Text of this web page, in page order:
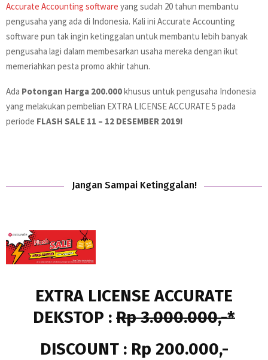
Accurate Accounting software yang sudah 20 tahun membantu
pengusaha yang ada di Indonesia. Kali ini Accurate Accounting
software pun tak ingin ketinggalan untuk membantu lebih banyak
pengusaha lagi dalam membesarkan usaha mereka dengan ikut
memeriahkan pesta promo akhir tahun.
Ada Potongan Harga 200.000khusus untuk pengusaha Indonesia
yang melakukan pembelian EXTRA LICENSE ACCURATE 5 pada
periode FLASH SALE 11 – 12 DESEMBER 2019!
Jangan Sampai Ketinggalan!
EXTRA LICENSE ACCURATE
DEKSTOP : Rp 3.000.000,-*
DISCOUNT : Rp 200.000,-